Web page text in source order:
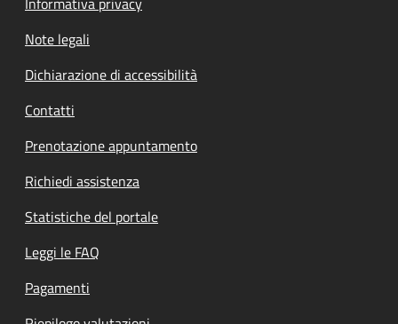
Note legali
Dichiarazione di accessibilità
Contatti
Prenotazione appuntamento
Richiedi assistenza
Statistiche del portale
Leggi le FAQ
Pagamenti